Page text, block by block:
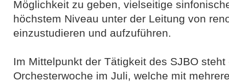
Möglichkeit zu geben, vielseitige
höchstem Niveau unter der Leitung von
einzustudieren und aufzuführen.
Im Mittelpunkt der Tätigkeit des SJBO
Orchesterwoche im Juli, welche mit